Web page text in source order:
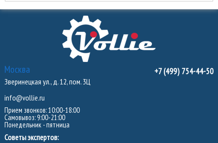
Москва
Зверинецкая ул., д. 12, пом. 3Ц
info@vollie.ru
Прием звонков: 10:00-18:00
Самовывоз: 9:00-21:00
Понедельник - пятница
Советы экспертов:
+7 (499) 754-44-50